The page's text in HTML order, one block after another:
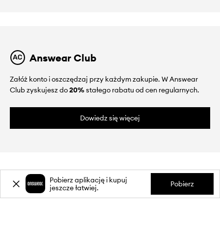
Answear Club
Załóż konto i oszczędzaj przy każdym zakupie. W Answear
Club zyskujesz do20%stałego rabatu od cen regularnych.
Dowiedz się więcej
O NAS
Pobierz aplikację i kupuj
jeszcze łatwiej.
Pobierz